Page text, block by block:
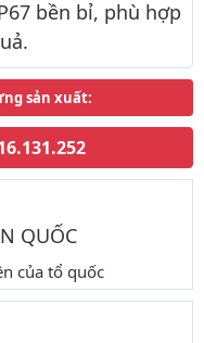
bền bỉ, phù hợp
sản xuất:
QUỐC
của tổ quốc